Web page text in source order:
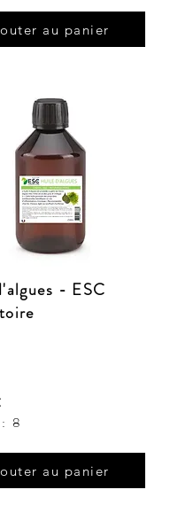
au panier
- ESC
8
au panier